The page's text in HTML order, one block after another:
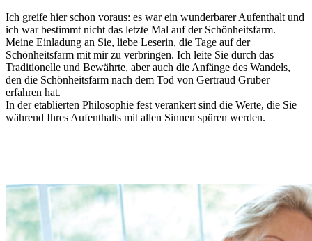
Ich greife hier schon voraus: es war ein wunderbarer Aufenthalt und
ich war bestimmt nicht das letzte Mal auf der Schönheitsfarm.
Meine Einladung an Sie, liebe Leserin, die Tage auf der
Schönheitsfarm mit mir zu verbringen. Ich leite Sie durch das
Traditionelle und Bewährte, aber auch die Anfänge des Wandels,
den die Schönheitsfarm nach dem Tod von Gertraud Gruber
erfahren hat.
In der etablierten Philosophie fest verankert sind die Werte, die Sie
während Ihres Aufenthalts mit allen Sinnen spüren werden.